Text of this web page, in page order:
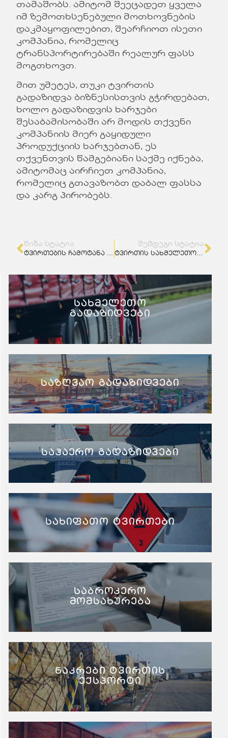
თამაშობს. ამიტომ შეეცადეთ ყველა
იმ ზემოთხსენებული მოთხოვნების
დაკმაყოფილებით, შეარჩიოთ ისეთი
კომპანია, რომელიც
ტრანსპორტირებაში რეალურ ფასს
მოგთხოვთ.
მით უმეტეს, თუკი ტვირთის
გადაზიდვა ბიზნესისთვის გჭირდებათ,
ხოლო გადაზიდვის ხარჯები
შესაბამისობაში არ მოდის თქვენი
კომპანიის მიერ გაყიდული
პროდუქციის ხარჯებთან, ეს
თქვენთვის წამგებიანი საქმე იქნება,
ამიტომაც აირჩიეთ კომპანია,
რომელიც გთავაზობთ დაბალ ფასსა
და კარგ პირობებს.
ᲬᲘᲜᲐ ᲡᲢᲐᲢᲘᲐ
ტვირთების ჩამოტანა საუკეთესო პირობებით
ᲨᲔᲛᲓᲔᲒᲘ ᲡᲢᲐᲢᲘᲐ
ტვირთის სახმელეთო გადაზიდვა
სახმელეთო
გადაზიდვები
საზღვაო გადაზიდვები
საჰაერო გადაზიდვები
სახიფათო ტვირთები
საბროკერო
მომსახურება
ნაკრები ტვირთის
ექსპორტი